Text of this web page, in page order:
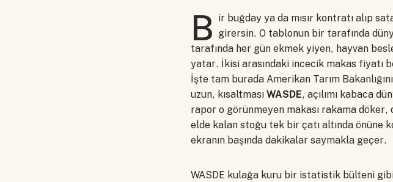
B ir buğday ya da mısır kontratı alıp
girersin. O tablonun bir tarafında
tarafında her gün ekmek yiyen, hayvan
yatar. İkisi arasındaki incecik makas fiyatı
İşte tam burada Amerikan Tarım
uzun, kısaltması WASDE, açılımı kabaca
rapor o görünmeyen makası rakama
elde kalan stoğu tek bir çatı altında önüne
ekranın başında dakikalar saymakla geçer.
WASDE kulağa kuru bir istatistik bülteni